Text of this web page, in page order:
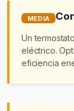
MEDIA
Un
eléctrico.
eficiencia